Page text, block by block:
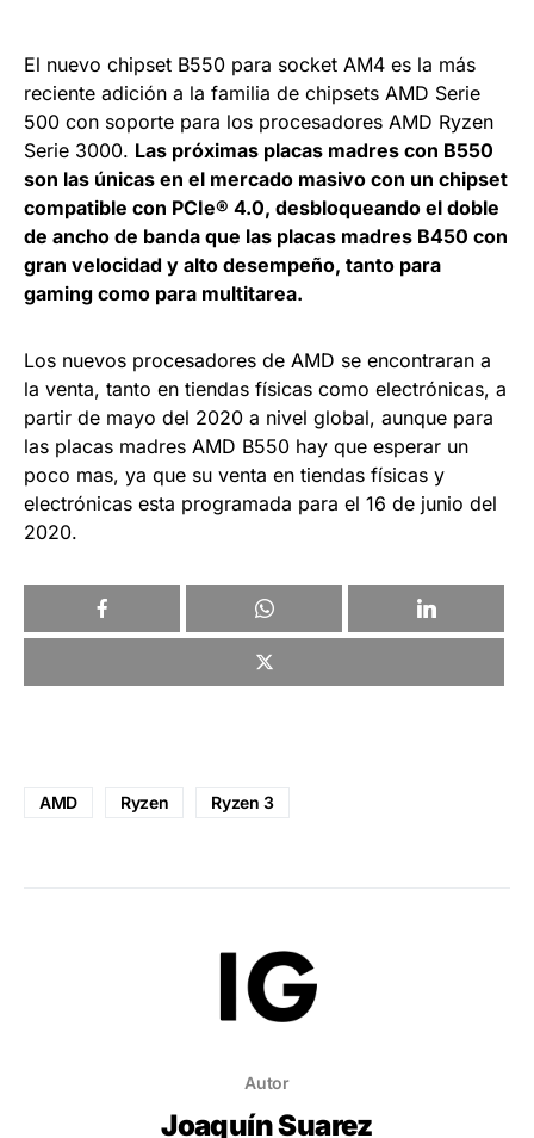
El nuevo chipset B550 para socket AM4 es la más
reciente adición a la familia de chipsets AMD Serie
500 con soporte para los procesadores AMD Ryzen
Serie 3000. Las próximas placas madres con B550
son las únicas en el mercado masivo con un chipset
compatible con PCIe® 4.0, desbloqueando el doble
de ancho de banda que las placas madres B450 con
gran velocidad y alto desempeño, tanto para
gaming como para multitarea.
Los nuevos procesadores de AMD se encontraran a
la venta, tanto en tiendas físicas como electrónicas, a
partir de mayo del 2020 a nivel global, aunque para
las placas madres AMD B550 hay que esperar un
poco mas, ya que su venta en tiendas físicas y
electrónicas esta programada para el 16 de junio del
2020.
AMD Ryzen Ryzen 3
Autor
Joaquín Suarez